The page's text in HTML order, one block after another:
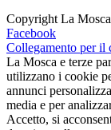
Copyright La
Facebook
Collegamento per il
La Mosca e terze
utilizzano i cookie
annunci
media e per
Accetto, si